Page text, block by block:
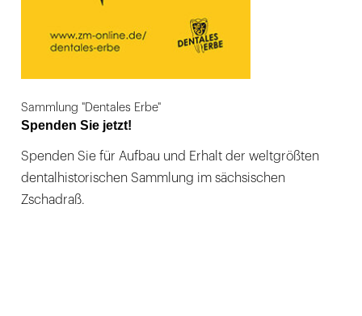
Sammlung "Dentales Erbe"
Spenden Sie jetzt!
Spenden Sie für Aufbau und Erhalt der weltgrößten
dentalhistorischen Sammlung im sächsischen
Zschadraß.